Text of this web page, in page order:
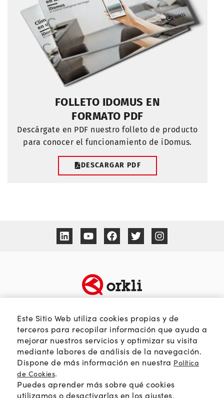
FOLLETO IDOMUS EN
FORMATO PDF
Descárgate en PDF nuestro folleto de producto
para conocer el funcionamiento de iDomus.
DESCARGAR PDF
TEMÁTICAS
Calidad del aire
Passivhaus
Eficiencia y ahorro
Soluciones HVAC
Orkli Global
SOBRE ORKLI
Quienes somos
Web Orkli
Contacto
Este Sitio Web utiliza cookies propias y de
terceros para recopilar información que ayuda a
mejorar nuestros servicios y optimizar su visita
mediante labores de análisis de la navegación.
Dispone de más información en nuestra Política
de Cookies.
Puedes aprender más sobre qué cookies
utilizamos o desactivarlas en los ajustes.